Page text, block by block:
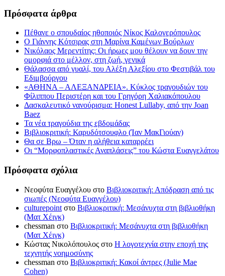
Πρόσφατα άρθρα
Πέθανε ο σπουδαίος ηθοποιός Νίκος Καλογερόπουλος
Ο Γιάννης Κότσιρας στη Μαρίνα Καμένων Βούρλων
Νικόλαος Μερεντίτης: Οι ήρωες μου θέλουν να δουν την
ομορφιά στο μέλλον, στη ζωή, γενικά
Θάλασσα από γυαλί, του Αλέξη Αλεξίου στο Φεστιβάλ του
Εδιμβούργου
«ΑΘΗΝΑ – ΑΛΕΞΑΝΔΡΕΙΑ». Κύκλος τραγουδιών του
Φίλιππου Περιστέρη και του Γρηγόρη Χαλιακόπουλου
Δασκαλευτικό νανούρισμα: Honest Lullaby, από την Joan
Baez
Τα νέα τραγούδια της εβδομάδας
Βιβλιοκριτική: Καρυδότσουφλο (Ίαν ΜακΓιούαν)
Θα σε Βρω – Όταν η αλήθεια καταρρέει
Οι “Μορφοπλαστικές Αναπλάσεις” του Κώστα Ευαγγελάτου
Πρόσφατα σχόλια
Νεοφύτα Ευαγγέλου στο Βιβλιοκριτική: Απόδραση από τις
σιωπές (Νεοφύτα Ευαγγέλου)
culturepoint στο Βιβλιοκριτική: Μεσάνυχτα στη βιβλιοθήκη
(Ματ Χέιγκ)
chessman στο Βιβλιοκριτική: Μεσάνυχτα στη βιβλιοθήκη
(Ματ Χέιγκ)
Κώστας Νικολόπουλος στο Η λογοτεχνία στην εποχή της
τεχνητής νοημοσύνης
chessman στο Βιβλιοκριτική: Κακοί άντρες (Julie Mae
Cohen)